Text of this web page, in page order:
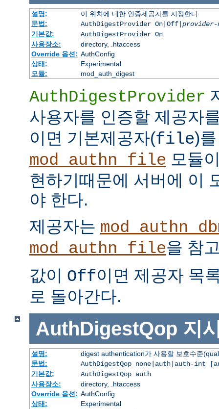
설명:
이 위치에 대한 인증제공자를 지정한다
문법:
AuthDigestProvider On|Off| provider-
기본값:
AuthDigestProvider On
사용장소:
directory, .htaccess
Override 옵션: AuthConfig
상태:
Experimental
모듈:
mod_auth_digest
AuthDigestProvider
사용자를 인증할 제공자
이면 기본제공자(file)
mod_authn_file 모듈
현하기때문에 서버에 이
야 한다.
제공자는
mod_authn_file을 참
값이 Off이면 제공자 목
로 돌아간다.
AuthDigestQop 지
설명:
digest authentication가 사용할 보호수준
문법:
AuthDigestQop none|auth|auth-int
기본값:
AuthDigestQop auth
사용장소:
directory, .htaccess
Override 옵션: AuthConfig
상태:
Experimental